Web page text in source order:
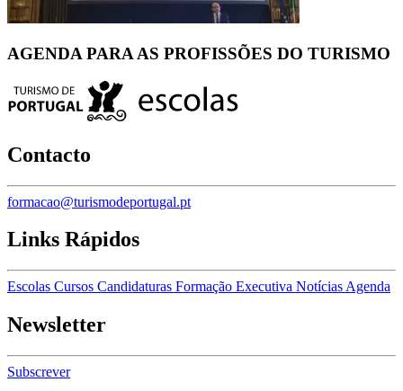
AGENDA PARA AS PROFISSÕES DO TURISMO
Contacto
formacao@turismodeportugal.pt
Links Rápidos
Escolas Cursos Candidaturas Formação Executiva Notícias Agenda
Newsletter
Subscrever